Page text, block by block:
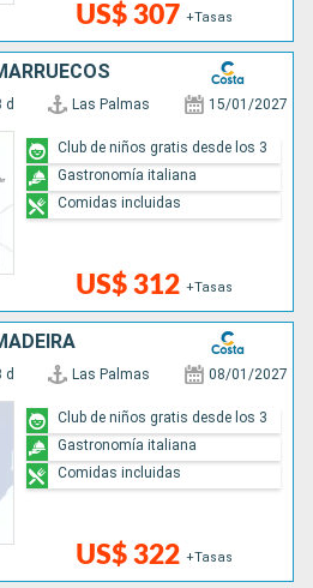
US$ 307 +Tasas
d Las Palmas 15/01/2027
US$ 312 +Tasas
Club de niños gratis desde los 3
Gastronomía italiana
Comidas incluidas
d Las Palmas 08/01/2027
US$ 322 +Tasas
Club de niños gratis desde los 3
Gastronomía italiana
Comidas incluidas